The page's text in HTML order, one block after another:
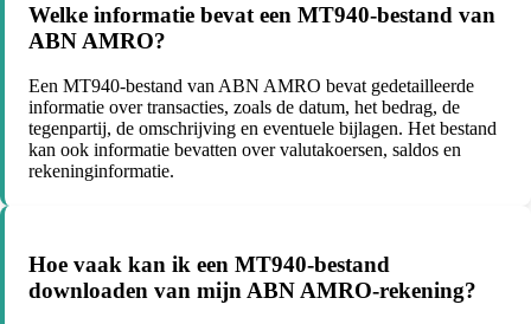
Welke informatie bevat een MT940-bestand van
ABN AMRO?
Een MT940-bestand van ABN AMRO bevat gedetailleerde
informatie over transacties, zoals de datum, het bedrag, de
tegenpartij, de omschrijving en eventuele bijlagen. Het bestand
kan ook informatie bevatten over valutakoersen, saldos en
rekeninginformatie.
Hoe vaak kan ik een MT940-bestand
downloaden van mijn ABN AMRO-rekening?